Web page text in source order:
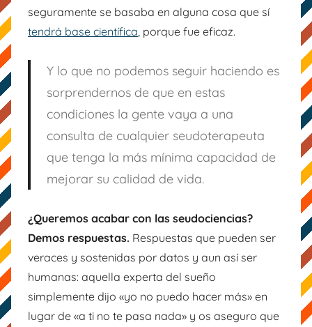
seguramente se basaba en alguna cosa que sí
tendrá base científica , porque fue eficaz.
Y lo que no podemos seguir haciendo es
sorprendernos de que en estas
condiciones la gente vaya a una
consulta de cualquier seudoterapeuta
que tenga la más mínima capacidad de
mejorar su calidad de vida.
¿Queremos acabar con las seudociencias?
Demos respuestas. Respuestas que pueden ser
veraces y sostenidas por datos y aun así ser
humanas: aquella experta del sueño
simplemente dijo «yo no puedo hacer más» en
lugar de «a ti no te pasa nada» y os aseguro que